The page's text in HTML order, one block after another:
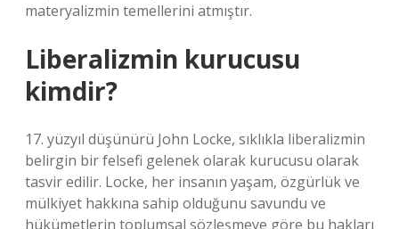
materyalizmin temellerini atmıştır.
Liberalizmin kurucusu
kimdir?
17. yüzyıl düşünürü John Locke, sıklıkla liberalizmin
belirgin bir felsefi gelenek olarak kurucusu olarak
tasvir edilir. Locke, her insanın yaşam, özgürlük ve
mülkiyet hakkına sahip olduğunu savundu ve
hükümetlerin toplumsal sözleşmeye göre bu hakları